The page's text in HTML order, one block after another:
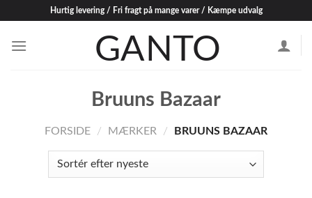
content
Hurtig levering / Fri fragt på mange varer / Kæmpe udvalg
Bruuns Bazaar
FORSIDE / MÆRKER / BRUUNS BAZAAR